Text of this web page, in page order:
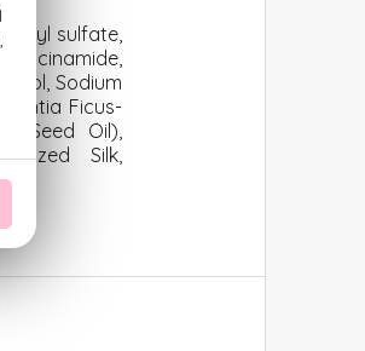
sulfate,
Sodium
Ficus-
Seed Oil),
Silk,